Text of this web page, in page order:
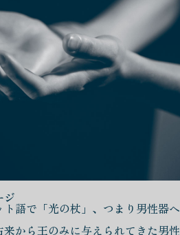
ジ
語で「光の杖」、つまり男性器へ
から王のみに与えられてきた男性